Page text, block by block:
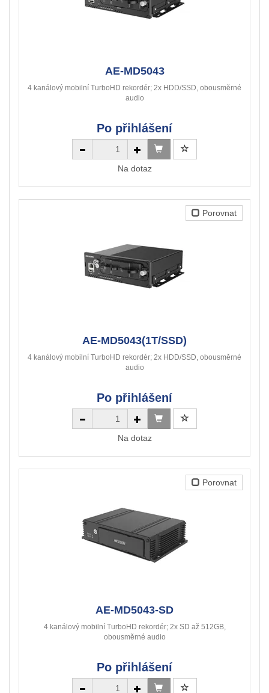
AE-MD5043
4 kanálový mobilní TurboHD rekordér; 2x HDD/SSD, obousměrné
audio
Po přihlášení
Na dotaz
Porovnat
AE-MD5043(1T/SSD)
4 kanálový mobilní TurboHD rekordér; 2x HDD/SSD, obousměrné
audio
Po přihlášení
Na dotaz
Porovnat
AE-MD5043-SD
4 kanálový mobilní TurboHD rekordér; 2x SD až 512GB,
obousměrné audio
Po přihlášení